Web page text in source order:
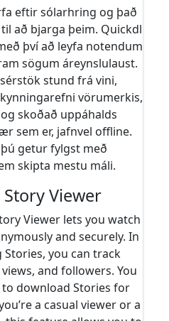
eftir sólarhring og það
að bjarga þeim. Quickdl
því að leyfa notendum
sögum áreynslulaust.
stund frá vini,
vörumerkis,
skoðað uppáhalds
sem er, jafnvel offline.
getur fylgst með
skipta mestu máli.
Viewer
Viewer lets you watch
and securely. In
you can track
and followers. You
download Stories for
a casual viewer or a